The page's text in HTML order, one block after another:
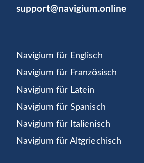
support@navigium.online
Navigium für Englisch
Navigium für Französisch
Navigium für Latein
Navigium für Spanisch
Navigium für Italienisch
Navigium für Altgriechisch